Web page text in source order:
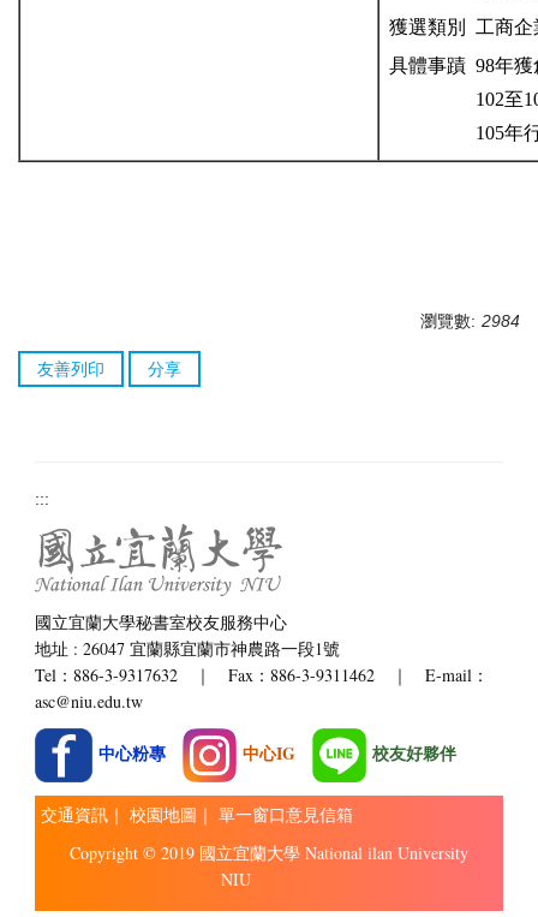
獲選類別
工商企
具體事蹟 98年
102至
105年
瀏覽數: 2984
友善列印 分享
:::
國立宜蘭大學秘書室校友服務中心
地址 : 26047 宜蘭縣宜蘭市神農路一段1號
Tel：886-3-9317632 ｜ Fax：886-3-9311462 ｜ E-mail：
asc@niu.edu.tw
中心粉專 中心IG 校友好夥伴
交通資訊 ｜ 校園地圖 ｜ 單一窗口意見信箱
Copyright © 2019 國立宜蘭大學 National ilan University
NIU